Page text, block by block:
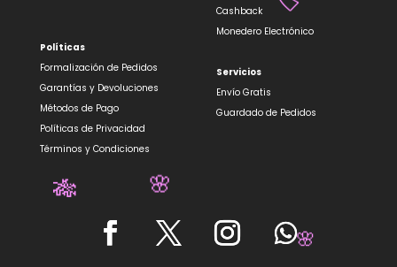
Políticas
Formalización de Pedidos
Garantías y Devoluciones
Métodos de Pago
Políticas de Privacidad
Términos y Condiciones
Cashback
Monedero Electrónico
Servicios
Envío Gratis
Guardado de Pedidos
🌸